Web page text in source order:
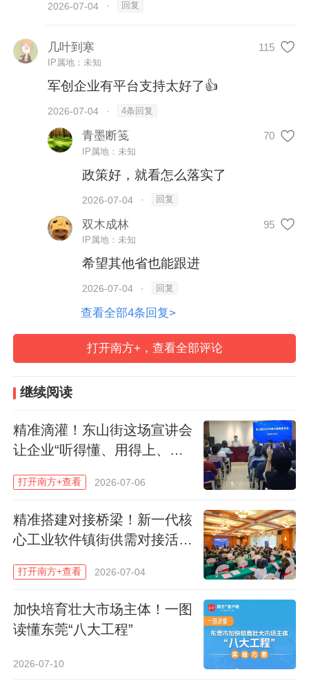
“戎创板”聚焦高端装备制造、新一代电子信
息、现代服务、乡村振兴等产业领域。在入
立“戎创库”，并推行“一企一群”常态对接机
制，为入板企业配备专属服务团队。在合规
治理方面，围绕现代企业制度建设开展全流
程辅导，着力培育符合资本市场要求的复合
型人才，同时提供技术创新全链条服务，切
实提升企业治理水平和融资能力。在融资赋
金融服务矩阵，广泛链接多方生态资源，推
动资本与产业深度融合。在转板孵化方面，
对标新三板、北交所及主板市场，构建“入库
一中心”培育服务功能。
按照规划，“戎创板”分三阶段稳步推进：
规范培育阶段，2029至2030年为发展完善
阶段。五年内计划服务军创企业不少于300
家，重点培育5至10家具备上市潜力的优质
2026-07-04 · 回复
几叶到寒 115
IP属地：未知
军创企业有平台支持太好了👍
2026-07-04 · 4条回复
青墨断笺 70
IP属地：未知
政策好，就看怎么落实了
2026-07-04 · 回复
双木成林 95
IP属地：未知
希望其他省也能跟进
2026-07-04 · 回复
查看全部4条回复>
打开南方+，查看全部评论
继续阅读
精准滴灌！东山街这场宣讲会
让企业“听得懂、用得上、信
打开南方+查看 2026-07-06
精准搭建对接桥梁！新一代核
心工业软件镇街供需对接活动
打开南方+查看 2026-07-04
加快培育壮大市场主体！一图
读懂东莞“八大工程”
2026-07-10